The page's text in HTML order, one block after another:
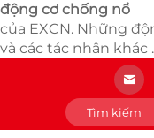
động cơ chống nổ
của EXCN. Những
và các tác nhân khác